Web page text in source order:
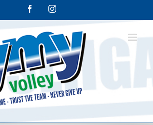
FacebookInstagram